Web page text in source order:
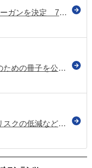
令和8年度の全国安全週間 スローガンを決定 7月に実施
転倒・腰痛などの行動災害防止のための冊子を公表（厚労省）
サイバー攻撃やシステム障害のリスクの低減などの実現に向けた機能保証のためのリスクアセスメント 自主学習用コンテンツを公表（国家サイバー統括室）